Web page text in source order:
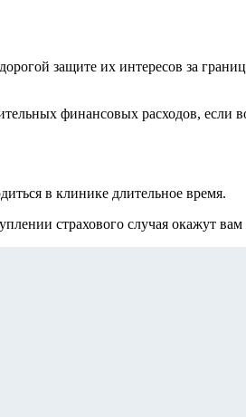
защите их интересов за
финансовых расходов, если
в клинике длительное время.
страхового случая окажут